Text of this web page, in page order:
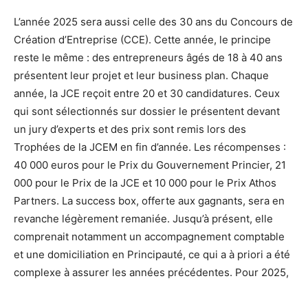
L’année 2025 sera aussi celle des 30 ans du Concours de
Création d’Entreprise (CCE). Cette année, le principe
reste le même : des entrepreneurs âgés de 18 à 40 ans
présentent leur projet et leur business plan. Chaque
année, la JCE reçoit entre 20 et 30 candidatures. Ceux
qui sont sélectionnés sur dossier le présentent devant
un jury d’experts et des prix sont remis lors des
Trophées de la JCEM en fin d’année. Les récompenses :
40 000 euros pour le Prix du Gouvernement Princier, 21
000 pour le Prix de la JCE et 10 000 pour le Prix Athos
Partners. La success box, offerte aux gagnants, sera en
revanche légèrement remaniée. Jusqu’à présent, elle
comprenait notamment un accompagnement comptable
et une domiciliation en Principauté, ce qui a à priori a été
complexe à assurer les années précédentes. Pour 2025,